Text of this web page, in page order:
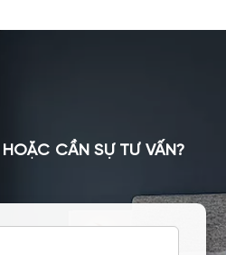
CẦN SỰ TƯ VẤN?